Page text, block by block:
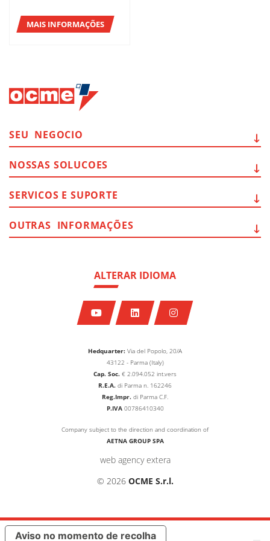
DO AETNA GROUP
MAIS INFORMAÇÕES
Hedquarter: Via del Popolo, 20/A
43122 - Parma (Italy)
Cap. Soc. € 2.094.052 int.vers
R.E.A. di Parma n. 162246
Reg.Impr. di Parma C.F.
P.IVA00786410340
Company subject to the direction and coordination of
AETNA GROUP SPA
web agency extera
© 2026 OCME S.r.l.
ALTERAR IDIOMA
SEU NEGOCIO
NOSSAS SOLUCOES
SERVICOS E SUPORTE
OUTRAS INFORMAÇÕES
Aviso no momento de recolha